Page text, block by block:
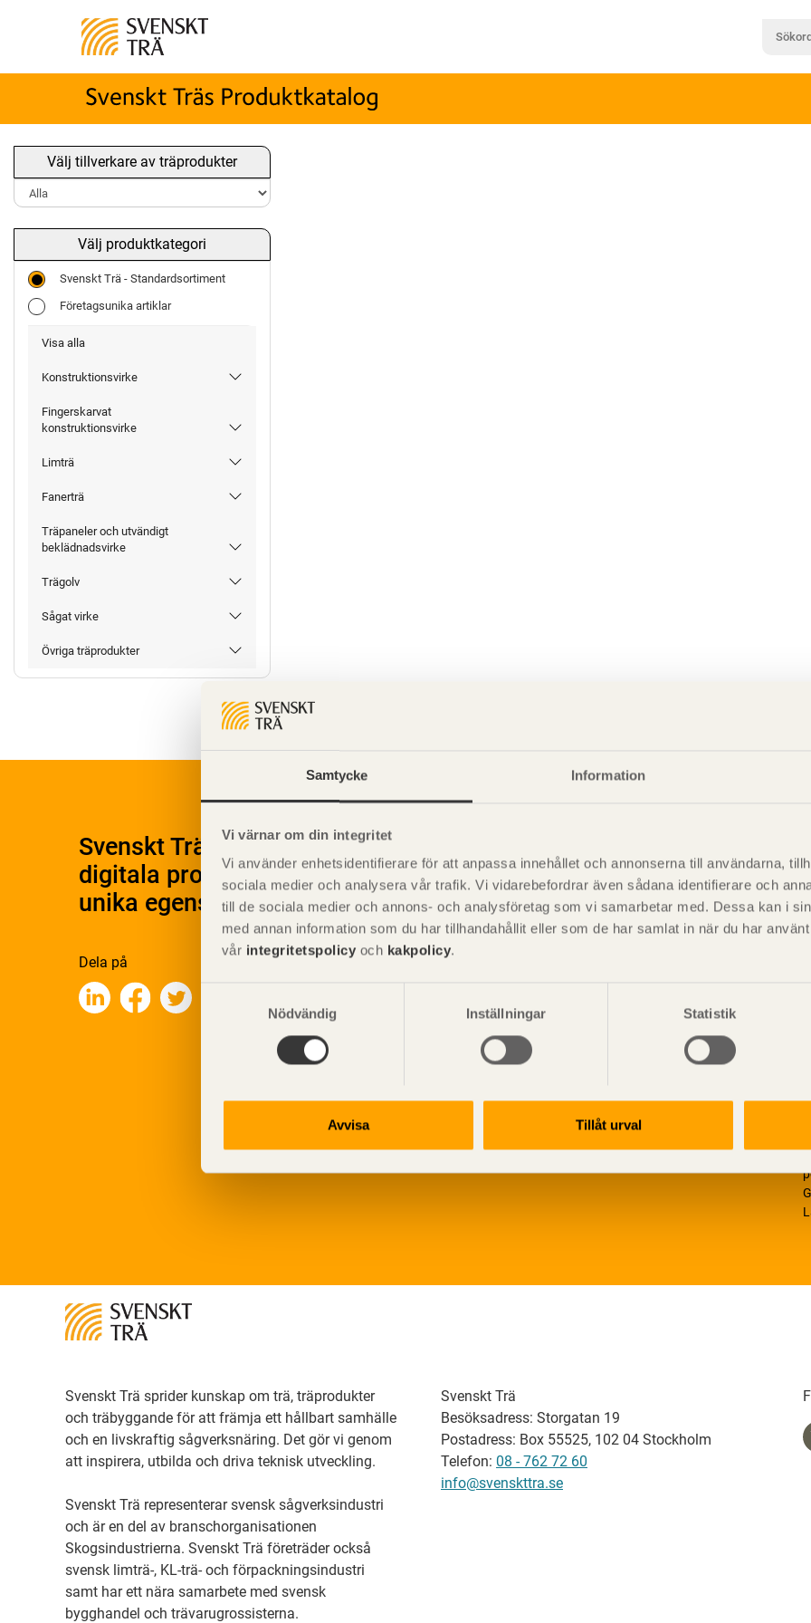
Samtycke Information
Vi värnar om din integritet
Vi använder enhetsidentifierare för att anpassa innehållet och annonserna till användarna,
sociala medier och analysera vår trafik. Vi vidarebefordrar även sådana identifierare och
till de sociala medier och annons- och analysföretag som vi samarbetar med. Dessa kan i
med annan information som du har tillhandahållit eller som de har samlat in när du har
vår integritetspolicy och kakpolicy.
Nödvändig
Inställningar Statistik
Avvisa Tillåt urval
Välj tillverkare av träprodukter
Välj produktkategori
Svenskt Trä - Standardsortiment
Företagsunika artiklar
Visa alla
Konstruktionsvirke
Fingerskarvat
konstruktionsvirke
Limträ
Fanerträ
Träpaneler och utvändigt
beklädnadsvirke
Trägolv
Sågat virke
Övriga träprodukter
Svenskt Träs Produktkatalog är svensk sågverksnärings
digitala produktkatalog för att beskriva träprodukter och deras
unika egenskaper.
Dela på
Svenskt Trä sprider kunskap om trä, träprodukter
och träbyggande för att främja ett hållbart samhälle
och en livskraftig sågverksnäring. Det gör vi genom
att inspirera, utbilda och driva teknisk utveckling.
Svenskt Trä representerar svensk sågverksindustri
och är en del av branschorganisationen
Skogsindustrierna. Svenskt Trä företräder också
svensk limträ-, KL-trä- och förpackningsindustri
samt har ett nära samarbete med svensk
bygghandel och trävarugrossisterna.
Svenskt Trä
Besöksadress: Storgatan 19
Postadress: Box 55525, 102 04 Stockholm
Telefon: 08 - 762 72 60
info@svenskttra.se